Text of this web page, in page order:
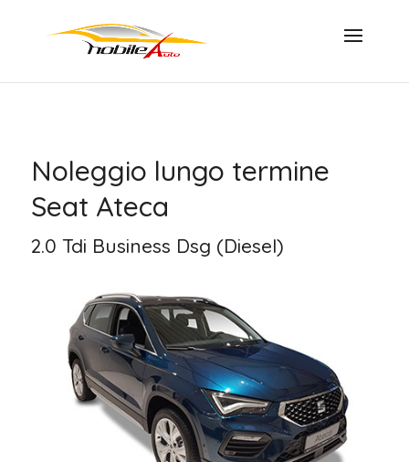
Noleggio lungo termine
Seat Ateca
2.0 Tdi Business Dsg (Diesel)